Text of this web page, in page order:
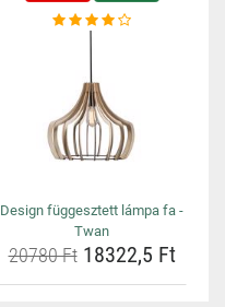
Design függesztett lámpa fa -
Twan
20780 Ft18322,5 Ft